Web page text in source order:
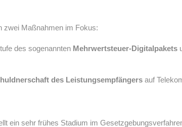
zwei Maßnahmen im Fokus:
des sogenannten Mehrwertsteuer-Digitalpakets
des Leistungsempfängers auf
ein sehr frühes Stadium im